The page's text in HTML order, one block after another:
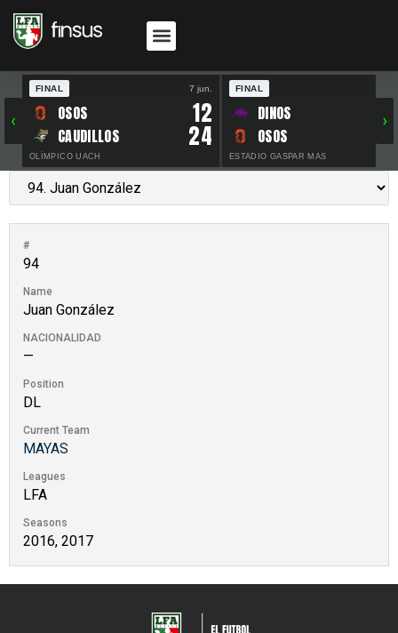
‹
FINAL 7 jun.
OSOS 12
CAUDILLOS 24
OLÍMPICO UACH
FINAL
DINOS
OSOS
ESTADIO GASPAR MAS
›
#
94
Name
Juan González
NACIONALIDAD
—
Position
DL
Current Team
MAYAS
Leagues
LFA
Seasons
2016, 2017